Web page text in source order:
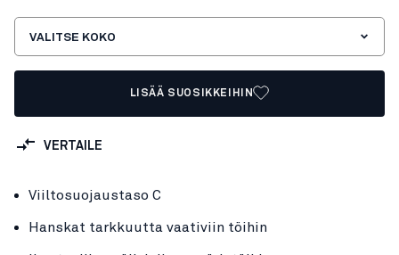
VALITSE KOKO
LISÄÄ SUOSIKKEIHIN
VERTAILE
Viiltosuojaustaso C
Hanskat tarkkuutta vaativiin töihin